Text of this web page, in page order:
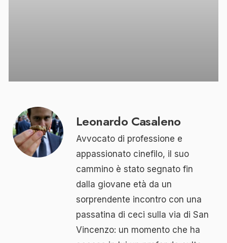
Leonardo Casaleno
Avvocato di professione e
appassionato cinefilo, il suo
cammino è stato segnato fin
dalla giovane età da un
sorprendente incontro con una
passatina di ceci sulla via di San
Vincenzo: un momento che ha